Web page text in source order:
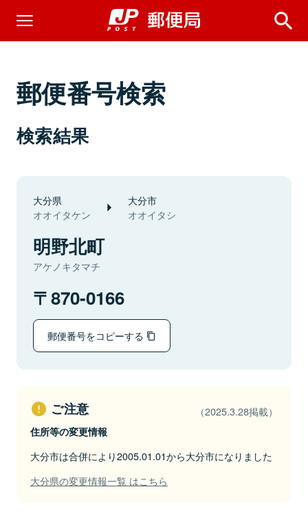
郵便番号検索
検索結果
大分県
オオイタケン
大分市
オオイタシ
明野北町
アケノキタマチ
870-0166
郵便番号をコピーする
ご注意 （2025.3.28掲載）
住所等の変更情報
大分市は合併により2005.01.01から大分市になりました
大分県の変更情報一覧 はこちら